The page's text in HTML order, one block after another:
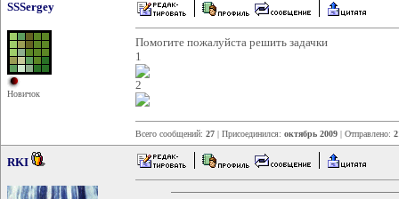
SSSergey
Новичок
Помогите пожалуйста решить задачки
1
2
Всего сообщений: 27 | Присоединился: октябрь 2009 | Отправлено:
RKI